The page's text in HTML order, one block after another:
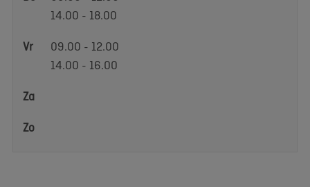
14.00 - 18.00
Vr
09.00 - 12.00
14.00 - 16.00
Za
Zo